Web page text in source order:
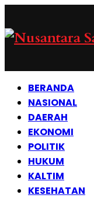
BERANDA
NASIONAL
DAERAH
EKONOMI
POLITIK
HUKUM
KALTIM
KESEHATAN